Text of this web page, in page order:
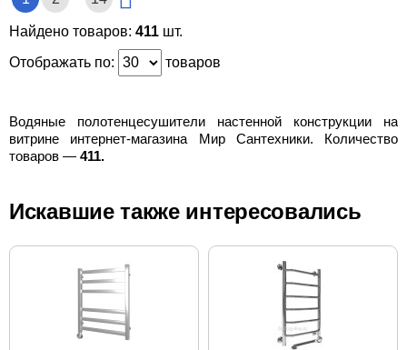
Найдено товаров: 411 шт.
Отображать по:
товаров
Водяные полотенцесушители настенной конструкции на
витрине интернет-магазина Мир Сантехники. Количество
товаров — 411.
Искавшие также интересовались